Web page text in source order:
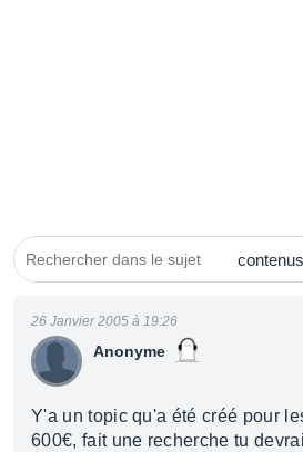
Anonyme
26 Janvier 2005 à 19:26
Y'a un topic qu'a été créé pour
600€, fait une recherche tu